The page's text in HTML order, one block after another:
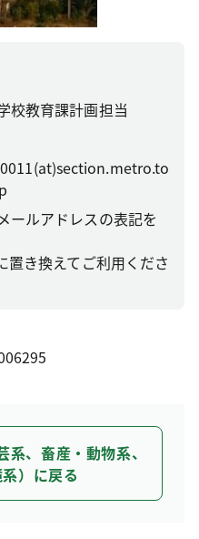
校教育課計画担当
ールアドレスの表記を
置き換えてご利用くださ
、畜産・動物系、
）に戻る